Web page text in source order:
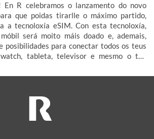
En R celebramos o lanzamento do novo
que poidas tirarlle o máximo partido,
a tecnoloxía eSIM. Con esta tecnoloxía,
será moito máis doado e, ademais,
posibilidades para conectar todos os teus
tableta, televisor e mesmo o teu